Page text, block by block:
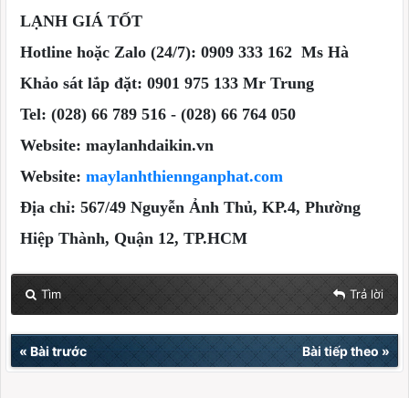
LẠNH GIÁ TỐT
Hotline hoặc Zalo (24/7): 0909 333 162 Ms Hà
Khảo sát lắp đặt: 0901 975 133 Mr Trung
Tel: (028) 66 789 516 - (028) 66 764 050
Website: maylanhdaikin.vn
Website: maylanhthiennganphat.com
Địa chỉ: 567/49 Nguyễn Ảnh Thủ, KP.4, Phường
Hiệp Thành, Quận 12, TP.HCM
Tìm Trả lời
« Bài trước Bài tiếp theo»